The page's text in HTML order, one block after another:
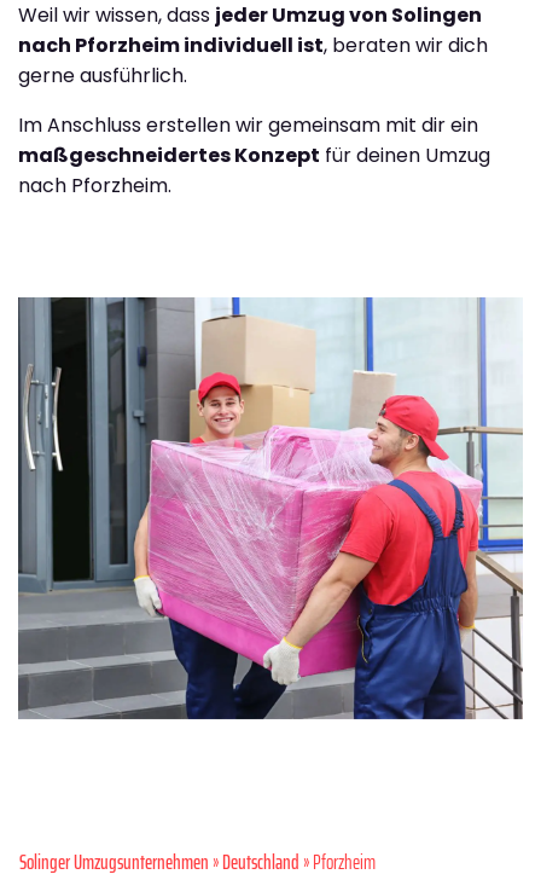
Weil wir wissen, dass jeder Umzug von Solingen
nach Pforzheim individuell ist, beraten wir dich
gerne ausführlich.
Im Anschluss erstellen wir gemeinsam mit dir ein
maßgeschneidertes Konzept für deinen Umzug
nach Pforzheim.
Solinger Umzugsunternehmen»Deutschland» Pforzheim